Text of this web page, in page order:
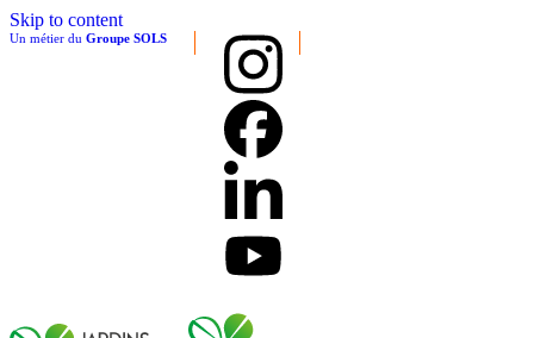
Skip to content
Un métier du Groupe SOLS